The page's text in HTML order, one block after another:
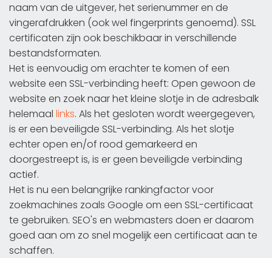
naam van de uitgever, het serienummer en de
vingerafdrukken (ook wel fingerprints genoemd). SSL
certificaten zijn ook beschikbaar in verschillende
bestandsformaten.
Het is eenvoudig om erachter te komen of een
website een SSL-verbinding heeft: Open gewoon de
website en zoek naar het kleine slotje in de adresbalk
helemaal links. Als het gesloten wordt weergegeven,
is er een beveiligde SSL-verbinding. Als het slotje
echter open en/of rood gemarkeerd en
doorgestreept is, is er geen beveiligde verbinding
actief.
Het is nu een belangrijke rankingfactor voor
zoekmachines zoals Google om een SSL-certificaat
te gebruiken. SEO's en webmasters doen er daarom
goed aan om zo snel mogelijk een certificaat aan te
schaffen.